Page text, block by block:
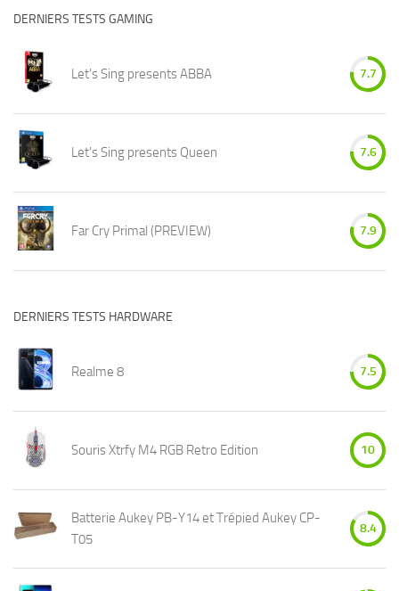
DERNIERS TESTS GAMING
Let's Sing presents ABBA 7.7
Let's Sing presents Queen 7.6
Far Cry Primal (PREVIEW) 7.9
DERNIERS TESTS HARDWARE
Realme 8 7.5
Souris Xtrfy M4 RGB Retro Edition 10
Batterie Aukey PB-Y14 et Trépied Aukey CP-
T05
8.4